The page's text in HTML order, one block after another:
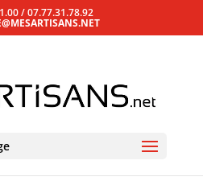
/ 07.77.31.78.92